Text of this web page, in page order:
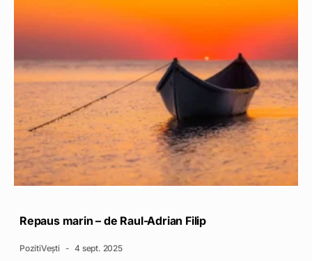
Repaus marin – de Raul-Adrian Filip
PozitiVești 4 sept. 2025